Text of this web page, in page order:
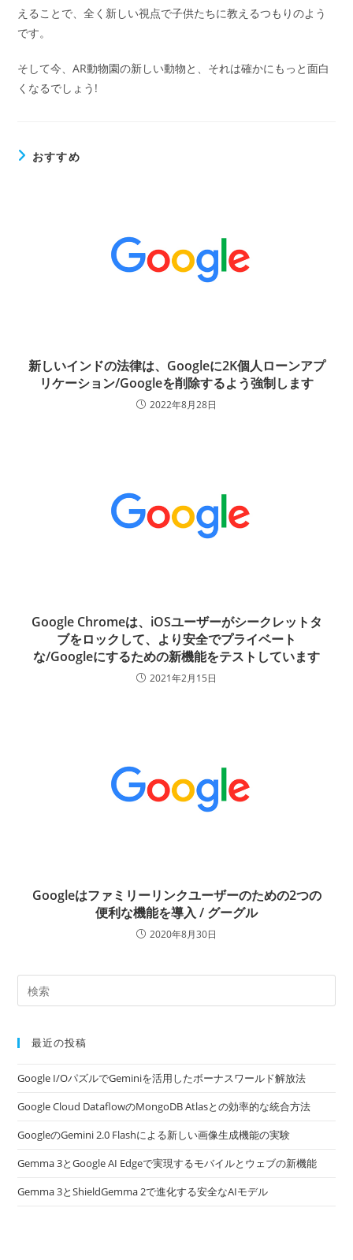
えることで、全く新しい視点で子供たちに教えるつもりのよう
です。
そして今、AR動物園の新しい動物と、それは確かにもっと面白
くなるでしょう!
おすすめ
新しいインドの法律は、Googleに2K個人ローンアプ
リケーション/Googleを削除するよう強制します
2022年8月28日
Google Chromeは、iOSユーザーがシークレットタ
ブをロックして、より安全でプライベート
な/Googleにするための新機能をテストしています
2021年2月15日
Googleはファミリーリンクユーザーのための2つの
便利な機能を導入 / グーグル
2020年8月30日
最近の投稿
Google I/OパズルでGeminiを活用したボーナスワールド解放法
Google Cloud DataflowのMongoDB Atlasとの効率的な統合方法
GoogleのGemini 2.0 Flashによる新しい画像生成機能の実験
Gemma 3とGoogle AI Edgeで実現するモバイルとウェブの新機能
Gemma 3とShieldGemma 2で進化する安全なAIモデル